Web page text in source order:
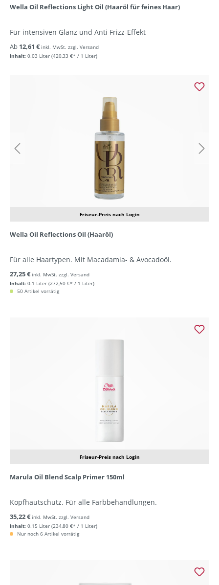
Wella Oil Reflections Light Oil (Haaröl für feines Haar)
Für intensiven Glanz und Anti Frizz-Effekt
Inhalt: 0.03 Liter (420,33 €* / 1 Liter)
Ab 12,61 € inkl. MwSt. zzgl. Versand
Friseur-Preis nach Login
Wella Oil Reflections Oil (Haaröl)
Für alle Haartypen. Mit Macadamia- & Avocadoöl.
Inhalt: 0.1 Liter (272,50 €* / 1 Liter)
27,25 € inkl. MwSt. zzgl. Versand
50 Artikel vorrätig
Friseur-Preis nach Login
Marula Oil Blend Scalp Primer 150ml
Kopfhautschutz. Für alle Farbbehandlungen.
Inhalt: 0.15 Liter (234,80 €* / 1 Liter)
35,22 € inkl. MwSt. zzgl. Versand
Nur noch 6 Artikel vorrätig